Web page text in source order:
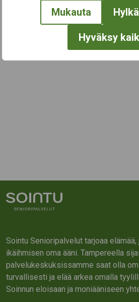
Mukauta
Hyväksy
Sointu Senioripalvelut tarjoaa elämää,
ikäihmisen oma ääni. Tampereella
palvelukeskuksissamme saat olla
turvallisesti ja elää arkea omalla
Soinnun eloisaan ja moniääniseen